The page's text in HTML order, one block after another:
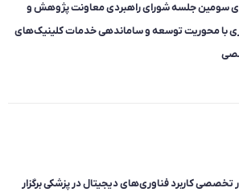
سومین جلسه شورای راهبردی معاونت پژوهش و
با محوریت توسعه و ساماندهی خدمات کلینیک‌های
تخصصی کاربرد فناوری‌های دیجیتال در پزشکی برگزار